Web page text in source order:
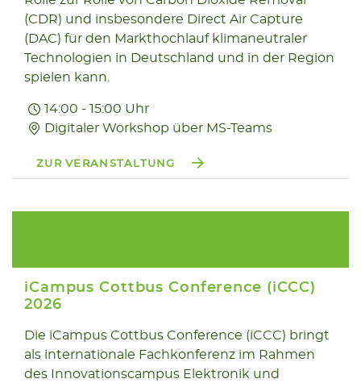
(CDR) und insbesondere Direct Air Capture
(DAC) für den Markthochlauf klimaneutraler
Technologien in Deutschland und in der Region
spielen kann.
14:00 - 15:00 Uhr
Digitaler Workshop über MS-Teams
ZUR VERANSTALTUNG
06.05
2026
iCampus Cottbus Conference (iCCC)
2026
Die iCampus Cottbus Conference (iCCC) bringt
als internationale Fachkonferenz im Rahmen
des Innovationscampus Elektronik und